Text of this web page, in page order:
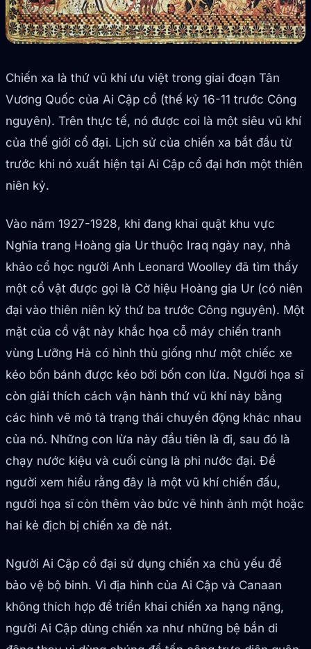
Chiến xa là thứ vũ khí ưu việt trong giai đoạn Tân
Vương Quốc của Ai Cập cổ (thế kỷ 16-11 trước Công
nguyên). Trên thực tế, nó được coi là một siêu vũ khí
của thế giới cổ đại. Lịch sử của chiến xa bắt đầu từ
trước khi nó xuất hiện tại Ai Cập cổ đại hơn một thiên
niên kỷ.
Vào năm 1927-1928, khi đang khai quật khu vực
Nghĩa trang Hoàng gia Ur thuộc Iraq ngày nay, nhà
khảo cổ học người Anh Leonard Woolley đã tìm thấy
một cổ vật được gọi là Cờ hiệu Hoàng gia Ur (có niên
đại vào thiên niên kỷ thứ ba trước Công nguyên). Một
mặt của cổ vật này khắc họa cỗ máy chiến tranh
vùng Lưỡng Hà có hình thù giống như một chiếc xe
kéo bốn bánh được kéo bởi bốn con lừa. Người họa sĩ
còn giải thích cách vận hành thứ vũ khí này bằng
các hình vẽ mô tả trạng thái chuyển động khác nhau
của nó. Những con lừa này đầu tiên là đi, sau đó là
chạy nước kiệu và cuối cùng là phi nước đại. Để
người xem hiểu rằng đây là một vũ khí chiến đấu,
người họa sĩ còn thêm vào bức vẽ hình ảnh một hoặc
hai kẻ địch bị chiến xa đè nát.
Người Ai Cập cổ đại sử dụng chiến xa chủ yếu để
bảo vệ bộ binh. Vì địa hình của Ai Cập và Canaan
không thích hợp để triển khai chiến xa hạng nặng,
người Ai Cập dùng chiến xa như những bệ bắn di